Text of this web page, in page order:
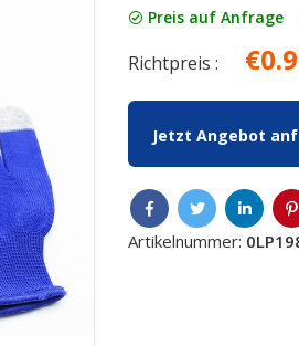
Preis auf Anfrage
Richtpreis :
Jetzt Angebot
Artikelnummer: